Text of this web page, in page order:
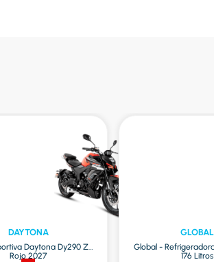
DAYTONA
Daytona Dy290 Zr
Rojo 2027
GLOBAL
Global -
176 Litros